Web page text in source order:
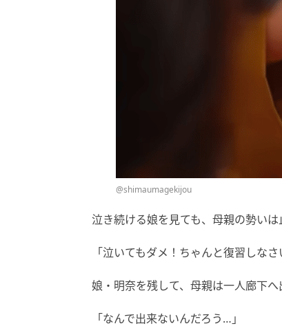
@shimaumagekijou
泣き続ける娘を見ても、母親の勢いは
「泣いてもダメ！ちゃんと復習しなさ
娘・明奈を残して、母親は一人廊下へ
「なんで出来ないんだろう…」